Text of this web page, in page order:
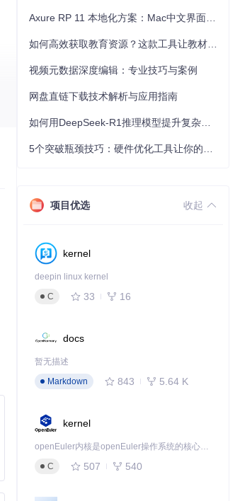
视频元数据深度编辑：专业技巧与案例
网盘直链下载技术解析与应用指南
项目优选 收起
kernel
deepin linux kernel
C
33 16
docs
暂无描述
Markdown
843 5.64 K
kernel
openEuler内核是openEuler操作系统的核心，既是系统性能与稳定性的基石，也是连接处理器、设备与服务的桥梁。
C
507 540